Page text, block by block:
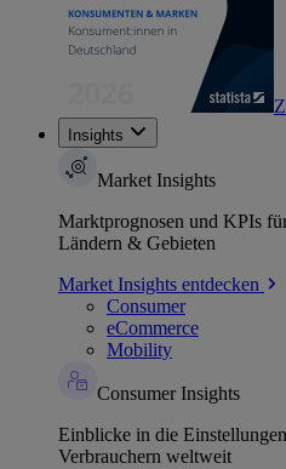
Insights
Market Insights
Marktprognosen und KPIs
Ländern & Gebieten
Market Insights entdecken
Consumer
eCommerce
Mobility
Consumer Insights
Einblicke in die
Verbrauchern weltweit